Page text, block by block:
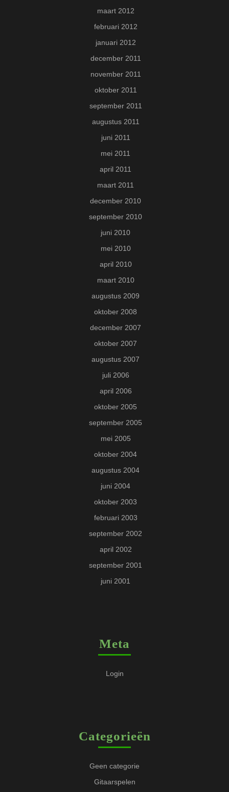
maart 2012
februari 2012
januari 2012
december 2011
november 2011
oktober 2011
september 2011
augustus 2011
juni 2011
mei 2011
april 2011
maart 2011
december 2010
september 2010
juni 2010
mei 2010
april 2010
maart 2010
augustus 2009
oktober 2008
december 2007
oktober 2007
augustus 2007
juli 2006
april 2006
oktober 2005
september 2005
mei 2005
oktober 2004
augustus 2004
juni 2004
oktober 2003
februari 2003
september 2002
april 2002
september 2001
juni 2001
Meta
Login
Categorieën
Geen categorie
Gitaarspelen